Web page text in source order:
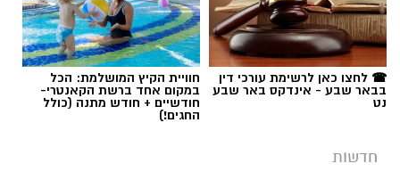
☎ לחצו כאן לרשימת עורכי דין
בבאר שבע - אינדקס באר שבע
נט
חוויית הקיץ המושלמת: הכל
במקום אחד ברשת הקאנטרי-
חודשיים + חודש מתנה (כולל
החגים!)
חדשות